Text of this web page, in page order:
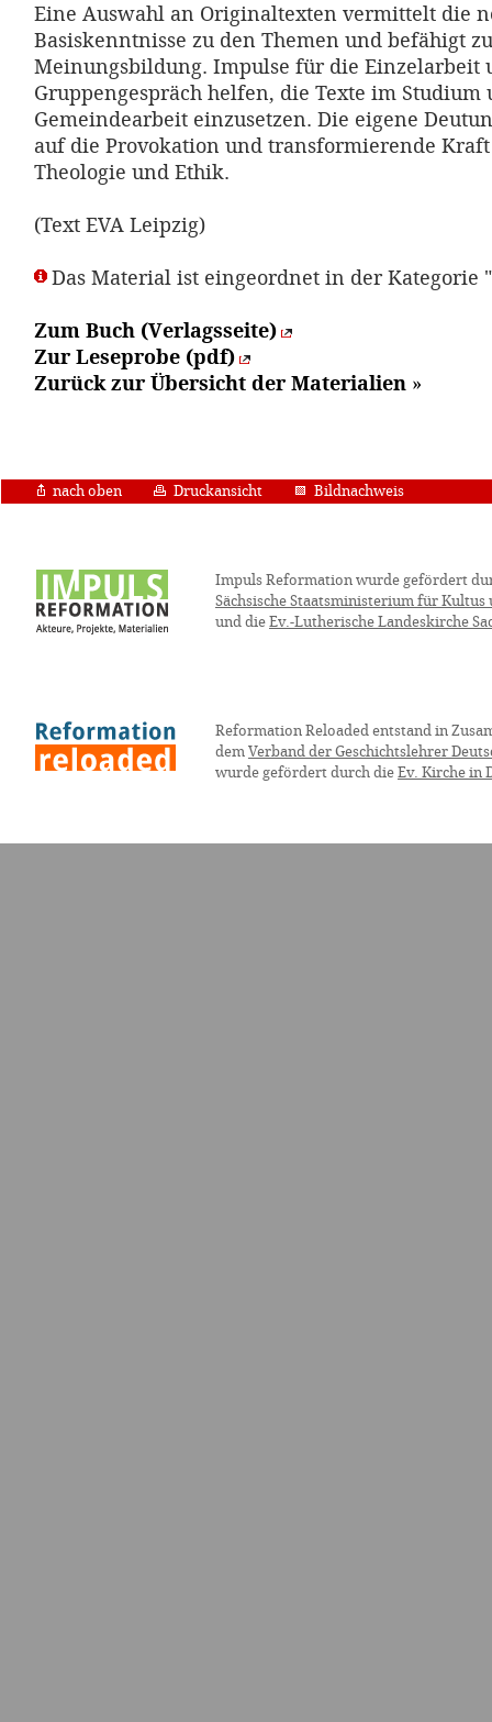
Eine Auswahl an Originaltexten vermittelt die
Basiskenntnisse zu den Themen und befähigt
Meinungsbildung. Impulse für die Einzelarbeit
Gruppengespräch helfen, die Texte im Studium
Gemeindearbeit einzusetzen. Die eigene
auf die Provokation und transformierende
Theologie und Ethik.
(Text EVA Leipzig)
Das Material ist eingeordnet in der Kategorie
Zum Buch (Verlagsseite)
Zur Leseprobe (pdf)
Zurück zur Übersicht der Materialien »
nach oben Druckansicht Bildnachweis
Impuls Reformation wurde gefördert
Sächsische Staatsministerium für Kultus
und die Ev.-Lutherische Landeskirche
Reformation Reloaded entstand in
dem Verband der Geschichtslehrer
wurde gefördert durch die Ev. Kirche in